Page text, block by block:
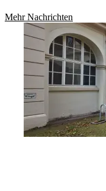
Mehr Nachrichten